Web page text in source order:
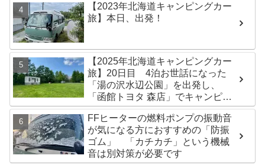
【2023年北海道キャンピングカー
旅】本日、出発！
【2025年北海道キャンピングカー
旅】20日目 4泊お世話になった
「湯の沢水辺公園」を出発し、
「函館トヨタ 森店」でキャンピン
グカーのオイル交換完了！今日は
伊達市の「徳舜瞥山麓キャンプ
場」へ
FFヒーターの燃料ポンプの振動音
が気になる方におすすめの「防振
ゴム」 「カチカチ」という機械
音は別対策が必要です